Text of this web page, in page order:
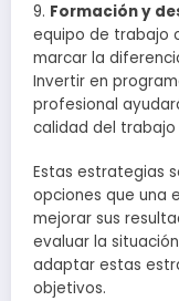
9. Formación y
equipo de trabajo
marcar la
Invertir en
profesional
calidad del trabajo
Estas estrategias
opciones que una
mejorar sus
evaluar la
adaptar estas
objetivos.